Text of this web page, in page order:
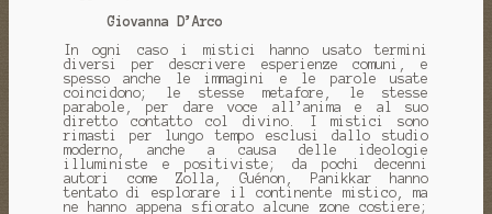
Giovanna D’Arco
In ogni caso i mistici hanno usato termini
diversi per descrivere esperienze comuni, e
spesso anche le immagini e le parole usate
coincidono; le stesse metafore, le stesse
parabole, per dare voce all’anima e al suo
diretto contatto col divino. I mistici sono
rimasti per lungo tempo esclusi dallo studio
moderno, anche a causa delle ideologie
illuministe e positiviste; da pochi decenni
autori come Zolla, Guénon, Panikkar hanno
tentato di esplorare il continente mistico, ma
ne hanno appena sfiorato alcune zone costiere;